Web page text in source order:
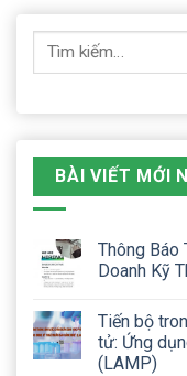
BÀI VIẾT MỚI
Thông Báo
Doanh Kỹ
Tiến bộ
tử: Ứng
(LAMP)